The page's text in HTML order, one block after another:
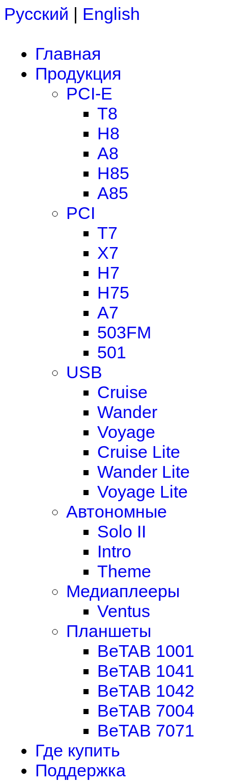
Русский | English
Главная
Продукция
PCI-E
T8
H8
A8
H85
A85
PCI
T7
X7
H7
H75
A7
503FM
501
USB
Cruise
Wander
Voyage
Cruise Lite
Wander Lite
Voyage Lite
Автономные
Solo II
Intro
Theme
Медиаплееры
Ventus
Планшеты
BeTAB 1001
BeTAB 1041
BeTAB 1042
BeTAB 7004
BeTAB 7071
Где купить
Поддержка